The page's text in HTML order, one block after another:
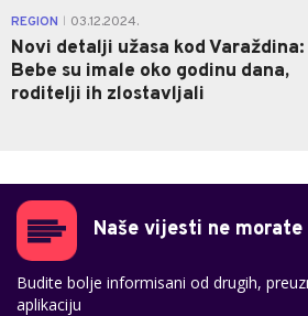
REGION 03.12.2024.
Novi detalji užasa kod Varaždina:
Bebe su imale oko godinu dana,
roditelji ih zlostavljali
Naše vijesti ne
Budite bolje informisani od drugih,
aplikaciju